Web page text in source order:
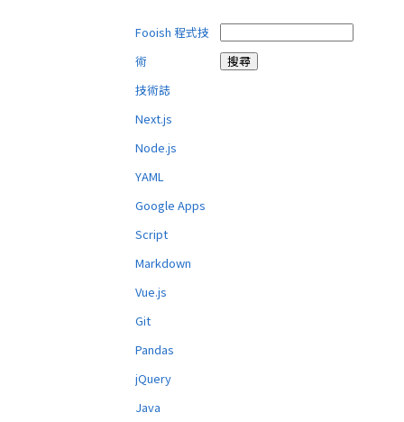
Fooish 程式技
術
技術誌
Next.js
Node.js
YAML
Google Apps
Script
Markdown
Vue.js
Git
Pandas
jQuery
Java